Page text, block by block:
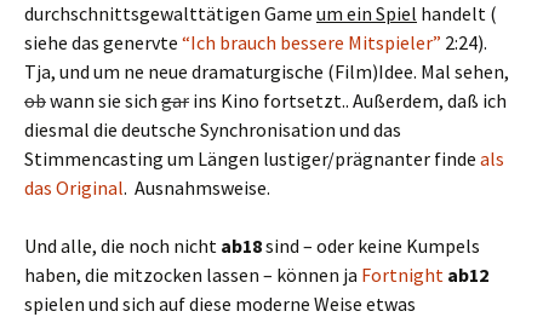
durchschnittsgewalttätigen Game um ein Spiel handelt (
siehe das genervte “Ich brauch bessere Mitspieler” 2:24).
Tja, und um ne neue dramaturgische (Film)Idee. Mal sehen,
obwann sie sich gar ins Kino fortsetzt.. Außerdem, daß ich
diesmal die deutsche Synchronisation und das
Stimmencasting um Längen lustiger/prägnanter finde als
das Original. Ausnahmsweise.
Und alle, die noch nicht ab18sind – oder keine Kumpels
haben, die mitzocken lassen – können ja Fortnight ab12
spielen und sich auf diese moderne Weise etwas